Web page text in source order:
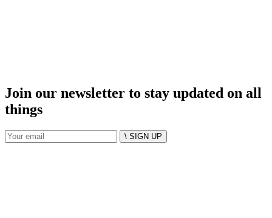
Join our newsletter to stay updated on all
things
\ SIGN UP